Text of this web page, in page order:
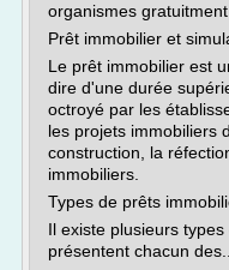
organismes
Prêt immobilier et
Le prêt immobilier est
dire d'une durée
octroyé par les
les projets immobiliers
construction, la
immobiliers.
Types de prêts
Il existe plusieurs
présentent chacun des...